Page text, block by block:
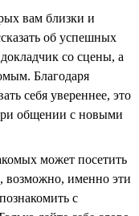
вам близки и
об успешных
со сцены, а
Благодаря
себя увереннее, это
общении с новыми
может посетить
возможно, именно эти
с